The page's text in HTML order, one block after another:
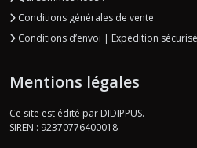
Conditions générales de vente
Conditions d’envoi | Expédition
Mentions légales
Ce site est édité par DIDIPPUS.
SIREN : 92370776400018